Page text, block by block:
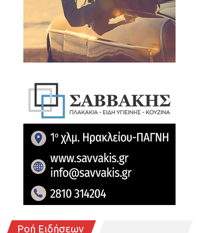
Ροή Ειδήσεων